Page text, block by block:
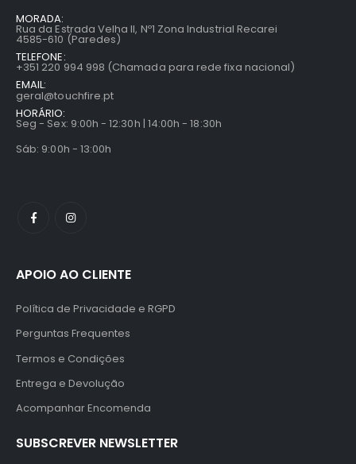
MORADA:
Rua da Estrada Velha II, Nº1 Zona Industrial Recarei
4585-610 (Paredes)
TELEFONE:
+351 220 994 998 (Chamada para rede fixa nacional)
EMAIL:
geral@touchfire.pt
HORÁRIO:
Seg - Sex: 9:00h - 12:30h | 14:00h - 18:30h
Sáb: 9:00h - 13:00h
APOIO AO CLIENTE
Política de Privacidade e RGPD
Perguntas Frequentes
Termos e Condições
Entrega e Devolução
Acompanhar Encomenda
SUBSCREVER NEWSLETTER